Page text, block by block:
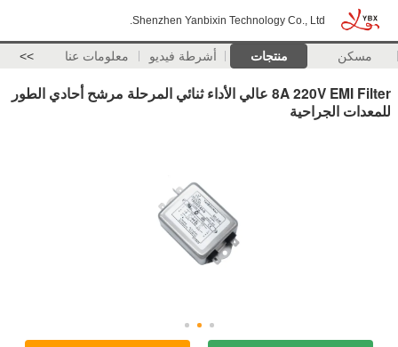
Shenzhen Yanbixin Technology Co., Ltd.
مسكن منتجات أشرطة فيديو معلومات عنا >>
8A 220V EMI Filter عالي الأداء ثنائي المرحلة مرشح أحادي الطور
للمعدات الجراحية